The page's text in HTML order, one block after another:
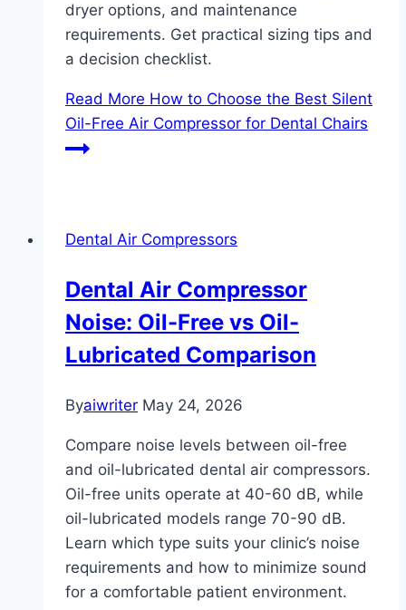
dryer options, and maintenance
requirements. Get practical sizing tips and
a decision checklist.
Read More How to Choose the Best Silent
Oil-Free Air Compressor for Dental Chairs
Dental Air Compressors
Dental Air Compressor
Noise: Oil-Free vs Oil-
Lubricated Comparison
Byaiwriter May 24, 2026
Compare noise levels between oil-free
and oil-lubricated dental air compressors.
Oil-free units operate at 40-60 dB, while
oil-lubricated models range 70-90 dB.
Learn which type suits your clinic’s noise
requirements and how to minimize sound
for a comfortable patient environment.